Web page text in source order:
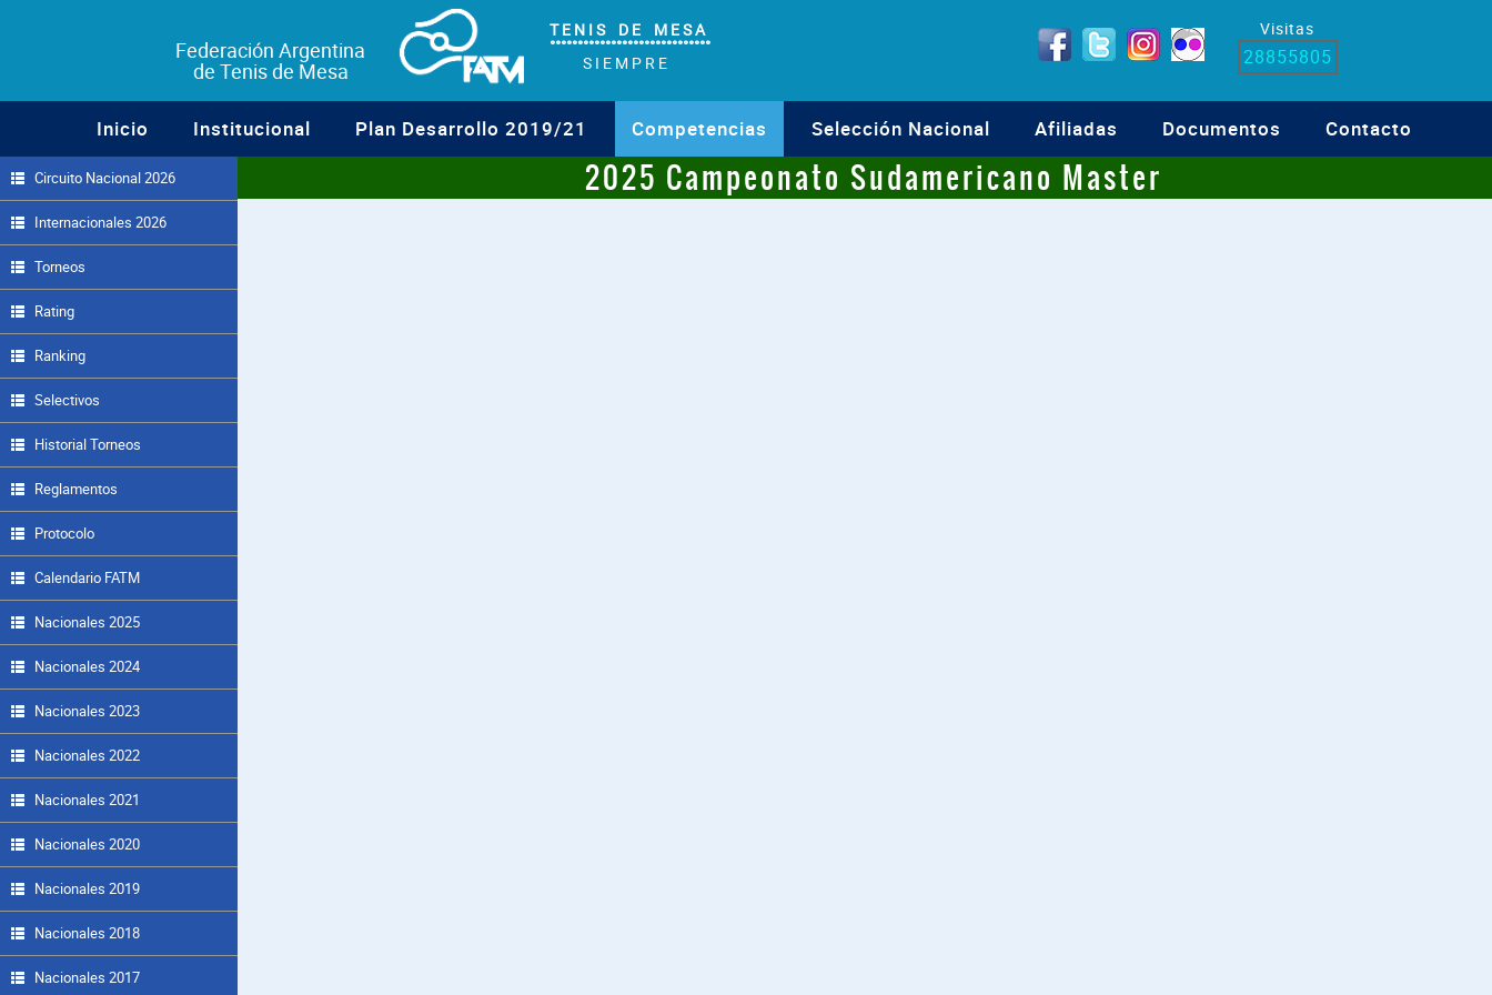
Federación Argentina
de Tenis de Mesa
T E N I S D E M E S A
°°°°°°°°°°°°°°°°°°°°°°°°°°°°°
S I E M P R E
Visitas
28855805
Inicio Institucional Plan Desarrollo 2019/21 Competencias Selección Nacional Afiliadas Documentos Contacto
Circuito Nacional 2026
Internacionales 2026
Torneos
Rating
Ranking
Selectivos
Historial Torneos
Reglamentos
Protocolo
Calendario FATM
Nacionales 2025
Nacionales 2024
Nacionales 2023
Nacionales 2022
Nacionales 2021
Nacionales 2020
Nacionales 2019
Nacionales 2018
Nacionales 2017
2025 Campeonato Sudamericano Master